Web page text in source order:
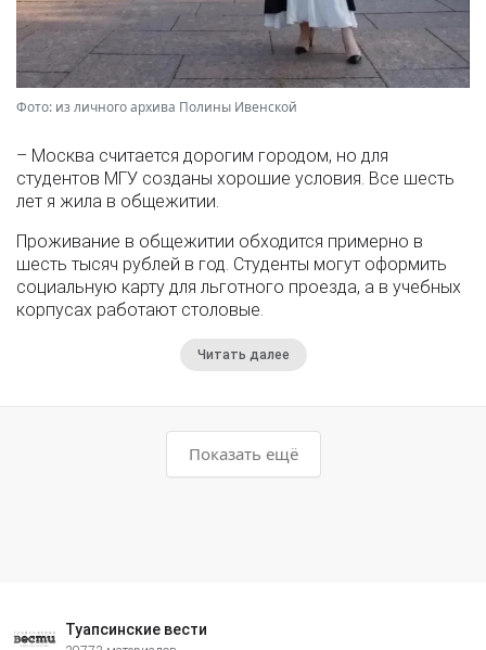
Фото: из личного архива Полины Ивенской
– Москва считается дорогим городом, но для
студентов МГУ созданы хорошие условия. Все шесть
лет я жила в общежитии.
Проживание в общежитии обходится примерно в
шесть тысяч рублей в год. Студенты могут оформить
социальную карту для льготного проезда, а в учебных
корпусах работают столовые.
Читать далее
Показать ещё
Туапсинские вести